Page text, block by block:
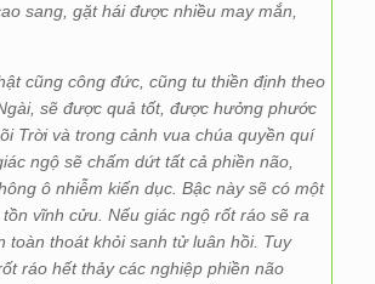
sang, gặt hái được nhiều may mắn,
cũng công đức, cũng tu thiền định theo
sẽ được quả tốt, được hưởng phước
Trời và trong cảnh vua chúa quyền quí
ngộ sẽ chấm dứt tất cả phiền não,
ô nhiễm kiến dục. Bậc này sẽ có một
vĩnh cửu. Nếu giác ngộ rốt ráo sẽ ra
toàn thoát khỏi sanh tử luân hồi. Tuy
ráo hết thảy các nghiệp phiền não